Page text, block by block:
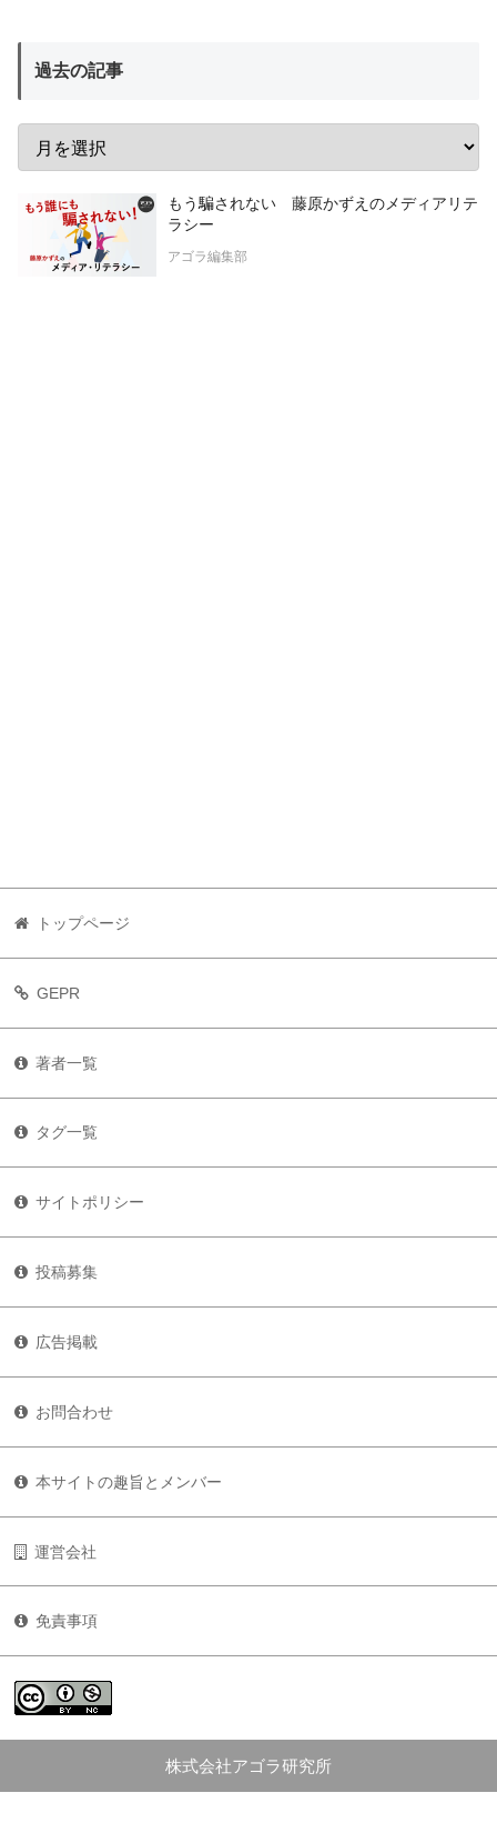
過去の記事
もう騙されない 藤原かずえのメディアリテ
ラシー
アゴラ編集部
トップページ
GEPR
著者一覧
タグ一覧
サイトポリシー
投稿募集
広告掲載
お問合わせ
本サイトの趣旨とメンバー
運営会社
免責事項
株式会社アゴラ研究所